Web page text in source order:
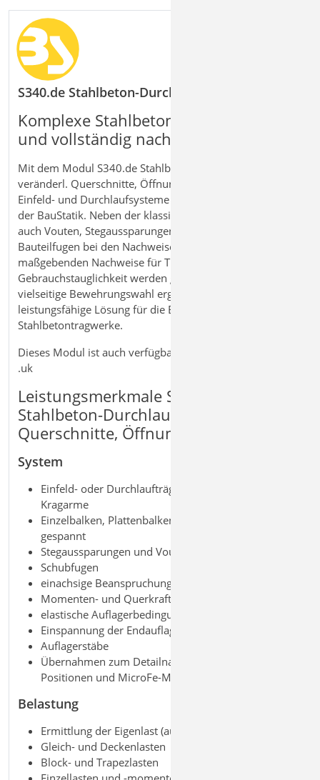
S340.de Stahlbeton-Durchlaufträger,
Komplexe Stahlbetonträger effizient
und vollständig nachweisen
Mit dem Modul S340.de Stahlbeton‑Durchlaufträger,
veränderl. Querschnitte, Öffnungen bemessen Sie
Einfeld- und Durchlaufsysteme nach Eurocode 2 direkt in
der BauStatik. Neben der klassischen Bemessung werden
auch Vouten, Stegaussparungen und horizontale
Bauteilfugen bei den Nachweisen berücksichtigt. Alle
maßgebenden Nachweise für Tragfähigkeit und
Gebrauchstauglichkeit werden geführt und durch eine
vielseitige Bewehrungswahl ergänzt. So erhalten Sie eine
leistungsfähige Lösung für die Bemessung komplexer
Stahlbetontragwerke.
Dieses Modul ist auch verfügbar als S340.at | .ch | .it |
.uk
Leistungsmerkmale S340.de
Stahlbeton-Durchlaufträger, veränderl.
Querschnitte, Öffnungen
System
Einfeld- oder Durchlaufträger mit oder ohne
Kragarme
Einzelbalken, Plattenbalken oder Platten einachsig
gespannt
Stegaussparungen und Vouten
Schubfugen
einachsige Beanspruchung
Momenten- und Querkraftgelenke
elastische Auflagerbedingungen
Einspannung der Endauflager
Auflagerstäbe
Übernahmen zum Detailnachweis aus BauStatik-
Positionen und MicroFe-Modellen
Belastung
Ermittlung der Eigenlast (automatisch)
Gleich- und Deckenlasten
Block- und Trapezlasten